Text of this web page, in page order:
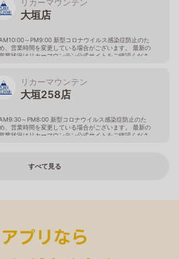
リカーマウンテン
大垣店
～PM9:00 新型コロナウイルス感染症防止のた
、営業時間を変更している場合がございます。 最新の
業状況はリカーマウンテン公式サイトをご確認くださ
リカーマウンテン
大垣258店
～PM8:00 新型コロナウイルス感染症防止のた
、営業時間を変更している場合がございます。 最新の
業状況はリカーマウンテン公式サイトをご確認くださ
すべて見る